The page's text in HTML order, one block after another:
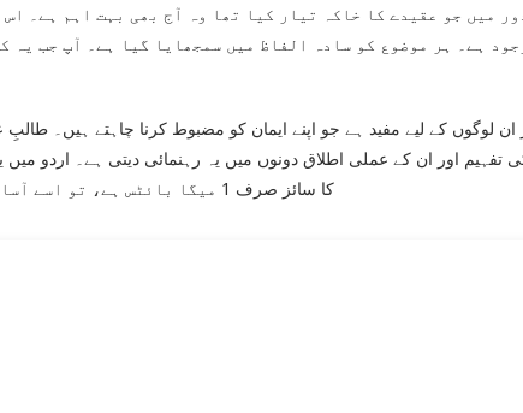
میں جو عقیدے کا خاکہ تیار کیا تھا وہ آج بھی بہت اہم ہے۔
ہے۔ ہر موضوع کو سادہ الفاظ میں سمجھایا گیا ہے۔ آپ جب یہ
لوگوں کے لیے مفید ہے جو اپنے ایمان کو مضبوط کرنا چاہتے ہیں۔ طالبِ
اور ان کے عملی اطلاق دونوں میں یہ رہنمائی دیتی ہے۔ اردو
کا سائز صرف 1 میگا بائٹس ہے، تو اسے آسانی سے کسی بھی ڈیوائس میں رکھ سکتے ہیں۔